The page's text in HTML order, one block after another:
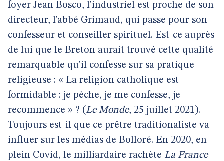
foyer Jean Bosco, l’industriel est proche de son
directeur, l’abbé Grimaud, qui passe pour son
confesseur et conseiller spirituel. Est-ce auprès
de lui que le Breton aurait trouvé cette qualité
remarquable qu’il confesse sur sa pratique
religieuse : « La religion catholique est
formidable : je pèche, je me confesse, je
recommence » ? (Le Monde, 25 juillet 2021).
Toujours est-il que ce prêtre traditionaliste va
influer sur les médias de Bolloré. En 2020, en
plein Covid, le milliardaire rachète La France